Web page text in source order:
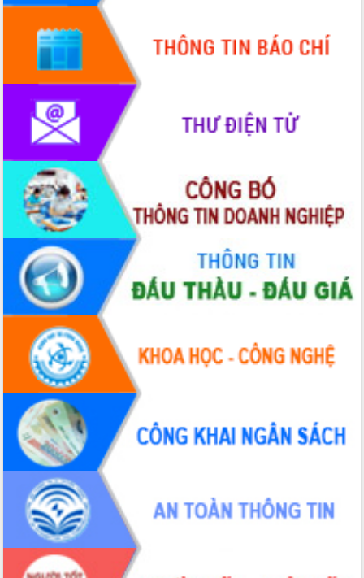
Thứ trưởng Bộ Y tế làm việc với tỉnh
Đắk Lắk về phát triển nhân lực y tế
cho trạm y tế cấp xã
Du lịch Đắk Lắk nâng tầm trải nghiệm
du khách thông qua Hệ thống cơ sở dữ
Tập huấn ứng dụng trí tuệ nhân tạo (AI)
trong thương mại điện tử năm 2026
Đoàn đại biểu Quốc hội tỉnh Đắk Lắk
trao đổi thông tin trước Kỳ họp thứ
nhất, Quốc hội khóa XVI
Quyết liệt cải cách hành chính, khơi
thông nguồn lực phát triển
Nâng cao hiệu lực, hiệu quả HĐND
tỉnh thông qua hiện đại hóa hành chính
Xã Ea Phê gắn cải cách hành chính với
chuyển đổi số
Phó Chủ tịch Thường trực UBND tỉnh
Hồ Thị Nguyên Thảo làm việc tại Trung
tâm Phục vụ hành chính công xã Ea
Phê
Xây dựng nền hành chính số đồng
hành cùng nông dân dân, doanh nghiệp
Giai đoạn 2026-2030, Đắk Lắk phấn
đấu có 77% xã đạt chuẩn nông thôn
mới
Chuyển đổi số 'mở đường' cho nông
nghiệp Đắk Lắk tăng trưởng bứt phá
Triển khai đồng bộ đo đạc, lập hồ sơ
địa chính, hoàn thiện cơ sở dữ liệu đất
Ứng dụng sinh trắc học - Bước tiến